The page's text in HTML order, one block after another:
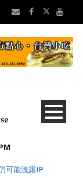
可能洩露IP